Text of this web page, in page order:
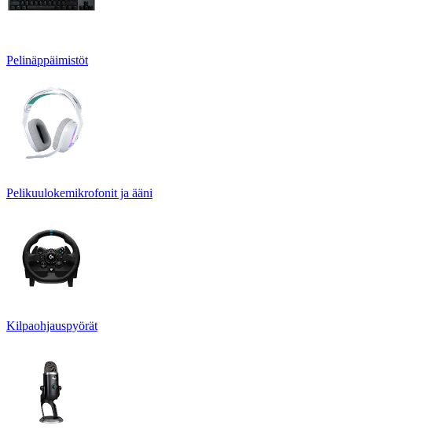
Pelinäppäimistöt
Pelikuulokemikrofonit ja ääni
Kilpaohjauspyörät